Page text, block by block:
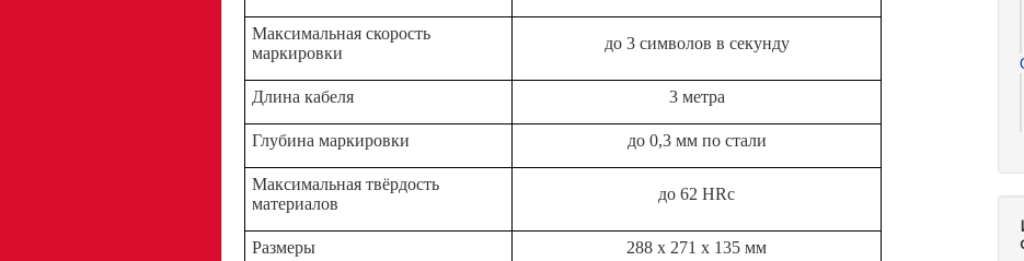
Максимальная скорость
маркировки
до 3 символов в секунду
Длина кабеля 3 метра
Глубина маркировки до 0,3 мм по стали
Максимальная твёрдость
материалов
до 62 HRc
Размеры 288 x 271 x 135 мм